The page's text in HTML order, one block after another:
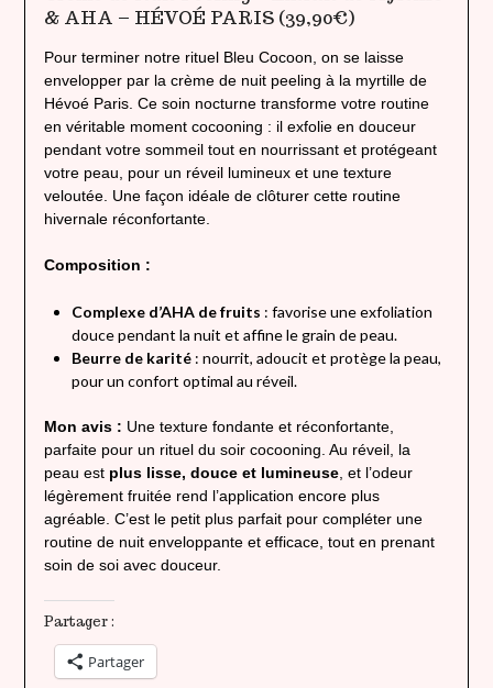
& AHA – HÉVOÉ PARIS (39,90€)
Pour terminer notre rituel Bleu Cocoon, on se laisse
envelopper par la crème de nuit peeling à la myrtille de
Hévoé Paris. Ce soin nocturne transforme votre routine
en véritable moment cocooning : il exfolie en douceur
pendant votre sommeil tout en nourrissant et protégeant
votre peau, pour un réveil lumineux et une texture
veloutée. Une façon idéale de clôturer cette routine
hivernale réconfortante.
Composition :
Complexe d’AHA de fruits : favorise une exfoliation
douce pendant la nuit et affine le grain de peau.
Beurre de karité: nourrit, adoucit et protège la peau,
pour un confort optimal au réveil.
Mon avis : Une texture fondante et réconfortante,
parfaite pour un rituel du soir cocooning. Au réveil, la
peau est plus lisse, douce et lumineuse, et l’odeur
légèrement fruitée rend l’application encore plus
agréable. C’est le petit plus parfait pour compléter une
routine de nuit enveloppante et efficace, tout en prenant
soin de soi avec douceur.
Partager :
Partager